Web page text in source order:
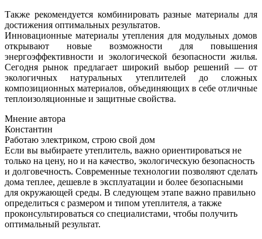
Также рекомендуется комбинировать разные материалы для
достижения оптимальных результатов.
Инновационные материалы утепления для модульных домов
открывают новые возможности для повышения
энергоэффективности и экологической безопасности жилья.
Сегодня рынок предлагает широкий выбор решений — от
экологичных натуральных утеплителей до сложных
композиционных материалов, объединяющих в себе отличные
теплоизоляционные и защитные свойства.
Мнение автора
Константин
Работаю электриком, строю свой дом
Если вы выбираете утеплитель, важно ориентироваться не
только на цену, но и на качество, экологическую безопасность
и долговечность. Современные технологии позволяют сделать
дома теплее, дешевле в эксплуатации и более безопасными
для окружающей среды. В следующем этапе важно правильно
определиться с размером и типом утеплителя, а также
проконсультироваться со специалистами, чтобы получить
оптимальный результат.